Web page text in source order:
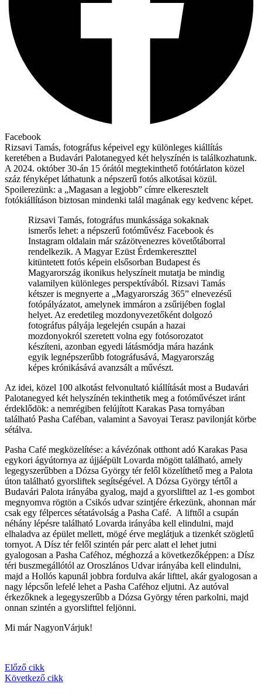
Facebook
Rizsavi Tamás, fotográfus képeivel egy különleges kiállítás
keretében a Budavári Palotanegyed két helyszínén is találkozhatunk.
A 2024. október 30-án 15 órától megtekinthető fotótárlaton közel
száz fényképet láthatunk a népszerű fotós alkotásai közül.
Spoilerezünk: a „Magasan a legjobb” címre elkeresztelt
fotókiállításon biztosan mindenki talál magának egy kedvenc képet.
Rizsavi Tamás, fotográfus munkássága sokaknak
ismerős lehet: a népszerű fotóművész Facebook és
Instagram oldalain már százötvenezres követőtáborral
rendelkezik. A Magyar Ezüst Érdemkereszttel
kitüntetett fotós képein elsősorban Budapest és
Magyarország ikonikus helyszíneit mutatja be mindig
valamilyen különleges perspektívából. Rizsavi Tamás
kétszer is megnyerte a „Magyarország 365” elnevezésű
fotópályázatot, amelynek immáron a zsűrijében foglal
helyet. Az eredetileg mozdonyvezetőként dolgozó
fotográfus pályája legelején csupán a hazai
mozdonyokról szeretett volna egy fotósorozatot
készíteni, azonban egyedi látásmódja mára hazánk
egyik legnépszerűbb fotográfusává, Magyarország
képes krónikásává avanzsált a művészt.
Az idei, közel 100 alkotást felvonultató kiállítását most a Budavári
Palotanegyed két helyszínén tekinthetik meg a fotóművészet iránt
érdeklődök: a nemrégiben felújított Karakas Pasa tornyában
található Pasha Caféban, valamint a Savoyai Terasz pavilonját körbe
sétálva.
Pasha Café megközelítése: a kávézónak otthont adó Karakas Pasa
egykori ágyútornya az újjáépült Lovarda mögött található, amely
legegyszerűbben a Dózsa György tér felől közelíthető meg a Palota
úton található gyorsliftek segítségével. A Dózsa György tértől a
Budavári Palota irányába gyalog, majd a gyorslifttel az 1-es gombot
megnyomva rögtön a Csikós udvar szintjére érkezünk, ahonnan már
csak egy félperces sétatávolság a Pasha Café. A lifttől a csupán
néhány lépésre található Lovarda irányába kell elindulni, majd
elhaladva az épület mellett, mögé érve meglátjuk a tizenkét szögletű
tornyot. A Dísz tér felől szintén pár perc alatt el lehet jutni
gyalogosan a Pasha Caféhoz, méghozzá a következőképpen: a Dísz
téri buszmegállótól az Oroszlános Udvar irányába kell elindulni,
majd a Hollós kapunál jobbra fordulva akár lifttel, akár gyalogosan a
nagy lépcsőn lefelé lehet a Pasha Caféhoz eljutni. Az autóval
érkezőknek a legegyszerűbb a Dózsa György téren parkolni, majd
onnan szintén a gyorslifttel feljönni.
Mi már NagyonVárjuk!
Előző cikk
Következő cikk